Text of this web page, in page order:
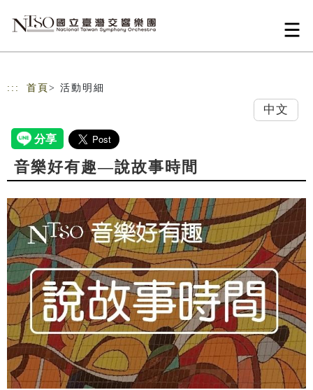
::: 首頁 > 活動明細
中文
音樂好有趣—說故事時間